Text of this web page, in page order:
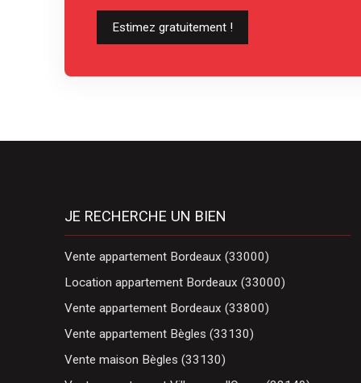
Estimez gratuitement !
JE RECHERCHE UN BIEN
Vente appartement Bordeaux (33000)
Location appartement Bordeaux (33000)
Vente appartement Bordeaux (33800)
Vente appartement Bègles (33130)
Vente maison Bègles (33130)